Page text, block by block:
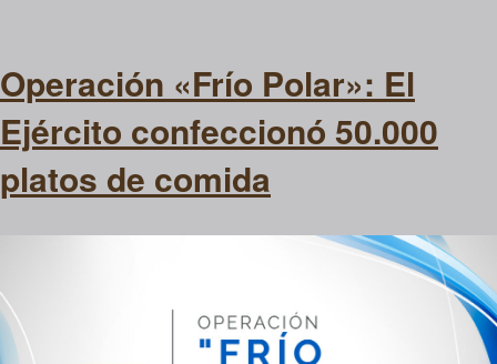
Operación «Frío Polar»: El
Ejército confeccionó 50.000
platos de comida